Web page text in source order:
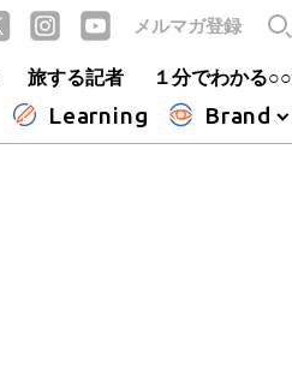
旅する記者 １分でわかる○○
Learning Brand
メルマガ登録